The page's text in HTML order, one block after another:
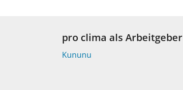
pro clima als Arbeitgeber
Kununu